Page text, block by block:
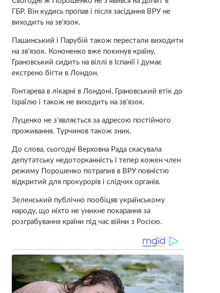
ГБР. Він кудись пропав і після засідання ВРУ не
виходить на зв’язок.
Пашинський і Парубій також перестали виходити
на зв’язок. Кононенко вже покинув країну,
Грановський сидить на віллі в Іспанії і думає
екстрено бігти в Лондон.
Гонтарева в лікарні в Лондоні, Грановський втік до
Ізраїлю і також не виходить на зв’язок.
Луценко не з’являється за адресою постійного
проживання. Турчинов також зник.
До слова, сьогодні Верховна Рада скасувала
депутатську недоторканність і тепер кожен член
режиму Порошенко потрапив в ВРУ повністю
відкритий для прокурорів і слідчих органів.
Зеленський публічно пообіцяв українському
народу, що ніхто не уникне покарання за
розграбування країни під час війни з Росією.